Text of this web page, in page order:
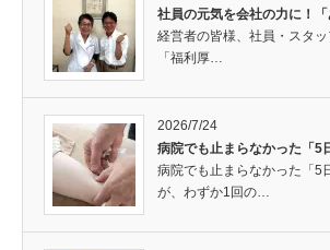
社員の元気を会社の力に！
経営者の皆様、社員・スタ
「福利厚…
2026/7/24
病院でも止まらなかった「5
病院でも止まらなかった「5
が、わずか1回の…